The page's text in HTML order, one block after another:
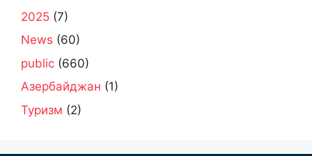
2025 (7)
News (60)
public (660)
Азербайджан (1)
Туризм (2)